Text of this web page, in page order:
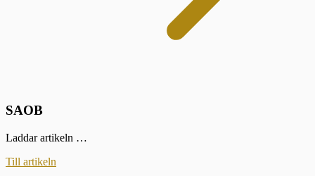
SAOB
Laddar artikeln …
Till artikeln